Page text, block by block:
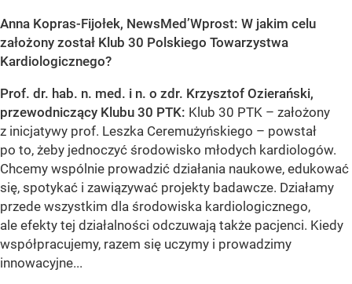
Anna Kopras-Fijołek, NewsMed’Wprost: W jakim celu
założony został Klub 30 Polskiego Towarzystwa
Kardiologicznego?
Prof. dr. hab. n. med. i n. o zdr. Krzysztof Ozierański,
przewodniczący Klubu 30 PTK: Klub 30 PTK – założony
z inicjatywy prof. Leszka Ceremużyńskiego – powstał
po to, żeby jednoczyć środowisko młodych kardiologów.
Chcemy wspólnie prowadzić działania naukowe, edukować
się, spotykać i zawiązywać projekty badawcze. Działamy
przede wszystkim dla środowiska kardiologicznego,
ale efekty tej działalności odczuwają także pacjenci. Kiedy
współpracujemy, razem się uczymy i prowadzimy
innowacyjne...